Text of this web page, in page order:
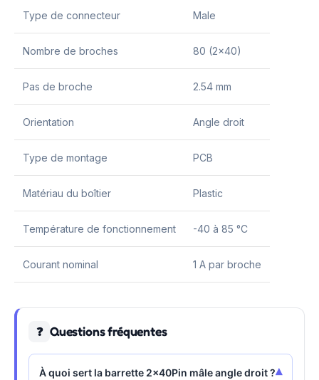
Type de connecteur Male
Nombre de broches 80 (2×40)
Pas de broche 2.54 mm
Orientation Angle droit
Type de montage PCB
Matériau du boîtier Plastic
Température de fonctionnement -40 à 85 °C
Courant nominal 1 A par broche
❓ Questions fréquentes
À quoi sert la barrette 2x40Pin mâle angle droit ?▾